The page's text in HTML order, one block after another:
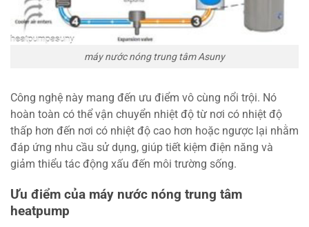
máy nước nóng trung tâm Asuny
Công nghệ này mang đến ưu điểm vô cùng nổi trội. Nó
hoàn toàn có thể vận chuyển nhiệt độ từ nơi có nhiệt độ
thấp hơn đến nơi có nhiệt độ cao hơn hoặc ngược lại nhằm
đáp ứng nhu cầu sử dụng, giúp tiết kiệm điện năng và
giảm thiểu tác động xấu đến môi trường sống.
Ưu điểm của máy nước nóng trung tâm
heatpump